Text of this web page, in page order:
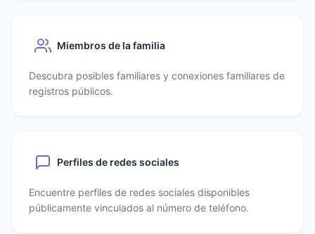
Miembros de la familia
Descubra posibles familiares y conexiones familiares de
registros públicos.
Perfiles de redes sociales
Encuentre perfiles de redes sociales disponibles
públicamente vinculados al número de teléfono.